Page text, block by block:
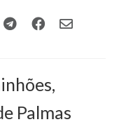
Palmas